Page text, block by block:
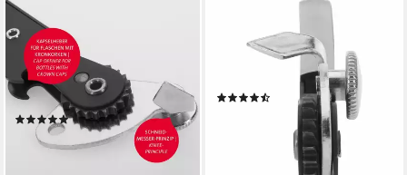
WESTMARK
Dosenöffner Kapselheber,
Columbus, zufällige Farbe:
Schwarz/Rot/Silber,
Hebeldosen, Made in
Germany (4)
7,99 € UVP 9,49 €
Dosenöffner mit Kapselheber,
2 Hebeldosenöffner, Farbig
sortiert: Schwarz/Rot/Silb
13,49 €
lieferbar - in 2-3 Werktagen bei dir